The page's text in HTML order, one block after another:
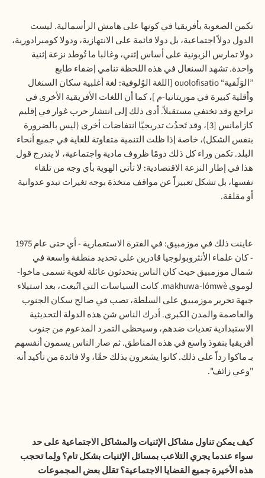
تكمن الصعوبة بأفريقيا في كونها على هامش الرأسمالية. ليست
الدول دولاً اجتماعية، بل دولا قائمة على الانتهازية، ودولا كومبرادورية،
دولا تمارس الزبونية على أساس إثني، وغالبا ما تُوطد نزعة إثنية
واحدة. تشهد السنغال في هذه اللحظة تنامي إضفاء طابع
”الوَلَفية“ouolofisatio[اللغة الوُلوفية: لغة أغلبية سكان السنغال
وأقلية كبيرة في موريتانيا-م ]، كما أن اللغات الأفريقية الأخرى في
تراجع وقد تختفي مستقبلاً. أدى ذلك إلى انتشار حرب غوار في إقليم
كازامانس [3]، وقد تَحدُث تدريجيًا انتفاضات أخرى (ليس بالضرورة
بنفس الشكل)، خاصة إذا ظلت التنمية متفاوتة للغاية في جميع أنحاء
البلد. تكمن وراء كل ذلك دومًا ظروف مادية واجتماعية، لا يندرج قول
هذا في إطار النزعة الاقتصادية: لا تأتي الهوية بأي وجه من تلقاء
نفسها، بل تشكل تعبيراً عن مواقف متخذة بوجه تغيرات تبدو عدوانية
أو مقلقة.
عاينت ذلك في موزمبيق: في الفترة الاستعمارية - أي حتى عام 1975
- كان علماء الأنثروبولوجيا قادرين على تحديد منطقة واسعة في
شمال موزمبيق حيث كان الناس يتحدثون عائلة لغوية تسمى ماخوا-
لومويmakhuwa-lómwè. كانت السياسات التي اتُبعت، بعد استيلاء
جبهة تحرير موزمبيق على السلطة، تصب في صالح سكان الجنوب
والعاصمة والمدن الكبرى. أدرك الناس شن هذه الدولة التحديثية
الاستبدادية تعديات ضدهم، وسيحظى التمرد المدعوم من جنوب
أفريقيا بنفوذ واسع في هذه المناطق. ثم صار الناس يسمون أنفسهم
بـ ماكوا رداً على ذلك. كانوا يشعرون بذلك حقًا، ولا فائدة من تأكيد أنه
"وعي زائف".
كيف يمكن تناول مشاكل الإثنيات والمشاكل الاجتماعية على حد
سواء عندما يجري التلاعب بمسائل الإثنيات بشكل تام؟ ولِما تحجب
هذه الأخيرة جميع القضايا الاجتماعية؟ تقلل بعض المجموعات